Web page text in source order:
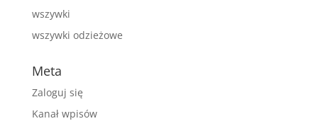
wszywki
wszywki odzieżowe
Meta
Zaloguj się
Kanał wpisów